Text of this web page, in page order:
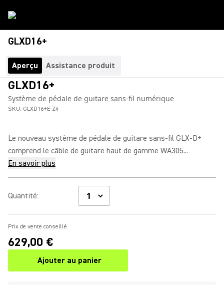
GLXD16+
Aperçu Assistance produit
GLXD16+
Système de pédale de guitare sans-fil numérique
SKU: GLXD16+E-Z4
Le nouveau système de pédale de guitare sans-fil GLX-D+
comprend le câble de guitare haut de gamme WA305...
En savoir plus
Quantité:
Prix de vente conseillé
629,00 €
Ajouter au panier